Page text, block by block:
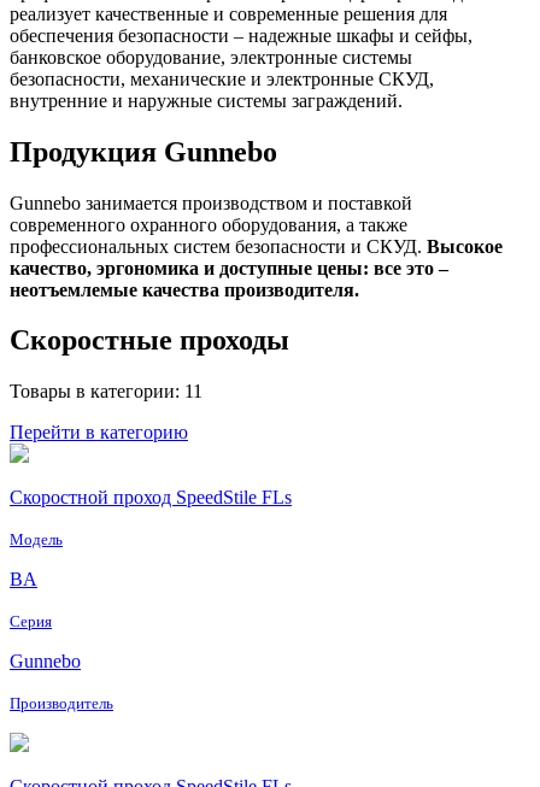
реализует качественные и современные решения для
обеспечения безопасности – надежные шкафы и сейфы,
банковское оборудование, электронные системы
безопасности, механические и электронные СКУД,
внутренние и наружные системы заграждений.
Продукция Gunnebo
Gunnebo занимается производством и поставкой
современного охранного оборудования, а также
профессиональных систем безопасности и СКУД. Высокое
качество, эргономика и доступные цены: все это –
неотъемлемые качества производителя.
Скоростные проходы
Товары в категории: 11
Перейти в категорию
Скоростной проход SpeedStile FLs
Модель
BA
Серия
Gunnebo
Производитель